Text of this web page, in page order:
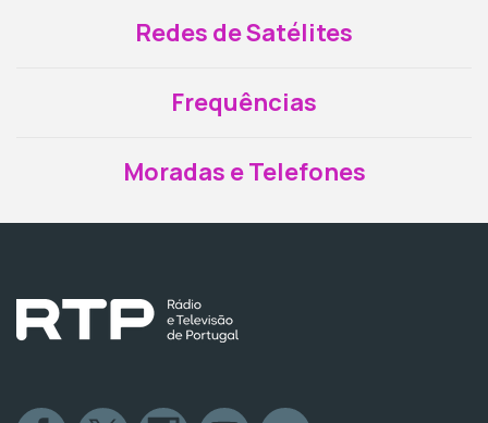
Redes de Satélites
Frequências
Moradas e Telefones